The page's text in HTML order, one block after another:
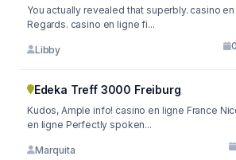
You actually revealed that superbly. casino
Regards. casino en ligne fi...
Libby
Edeka Treff 3000 Freiburg
Kudos, Ample info! casino en ligne France
en ligne Perfectly spoken...
Marquita